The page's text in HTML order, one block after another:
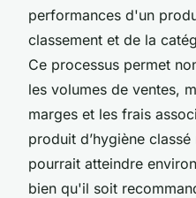
performances d'un
classement et de la
Ce processus permet
les volumes de ventes,
marges et les frais
produit d’hygiène
pourrait atteindre
bien qu'il soit